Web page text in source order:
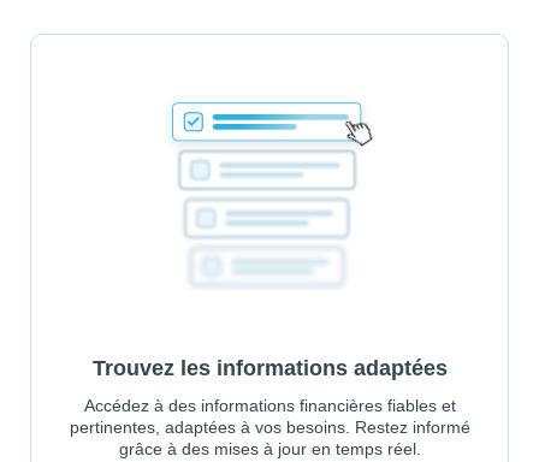
Trouvez les informations adaptées
Accédez à des informations financières fiables et
pertinentes, adaptées à vos besoins. Restez informé
grâce à des mises à jour en temps réel.